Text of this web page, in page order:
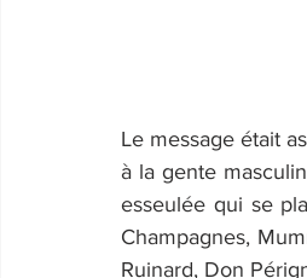
Le message était
à la gente
esseulée qui se
Champagnes,
Ruinard, Don